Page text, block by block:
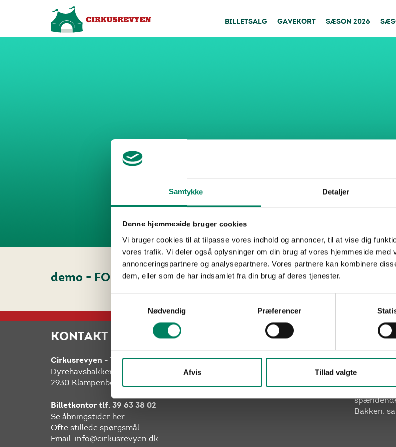
Samtykke Detaljer
Denne hjemmeside bruger cookies
Vi bruger cookies til at tilpasse vores indhold og annoncer, til at vise dig
vores trafik. Vi deler også oplysninger om din brug af vores hjemmeside med
annonceringspartnere og analysepartnere. Vores partnere kan kombinere
dem, eller som de har indsamlet fra din brug af deres tjenester.
Nødvendig
Præferencer
Afvis Tillad valgte
BILLETSALG GAVEKORT SÆSON 2026
demo - FORESTILLING 2014
KONTAKT & ÅBNINGSTIDER
Cirkusrevyen - TELTET på Bakken
Dyrehavsbakken telt 85
2930 Klampenborg
Billetkontor tlf. 39 63 38 02
Se åbningstider her
Ofte stillede spørgsmål
Email: info@cirkusrevyen.dk
Når du
Bakken,